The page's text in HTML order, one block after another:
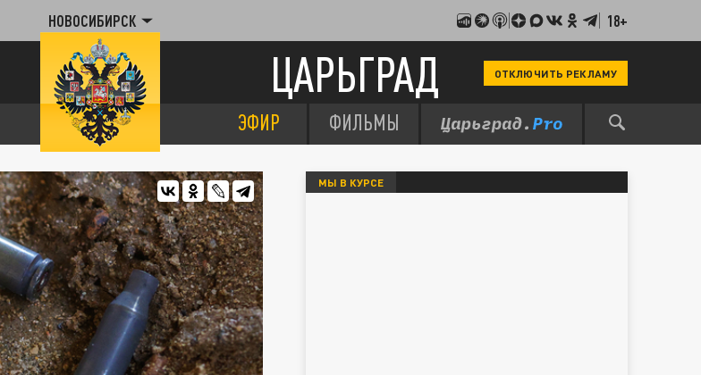
НОВОСИБИРСК 18+
ЦАРЬГРАД ОТКЛЮЧИТЬ РЕКЛАМУ
ЭФИР ФИЛЬМЫ
МЫ В КУРСЕ